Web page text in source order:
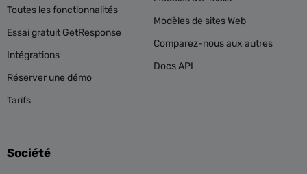
Toutes les fonctionnalités
Essai gratuit GetResponse
Intégrations
Réserver une démo
Tarifs
Modèles de sites Web
Comparez-nous aux autres
Docs API
Société